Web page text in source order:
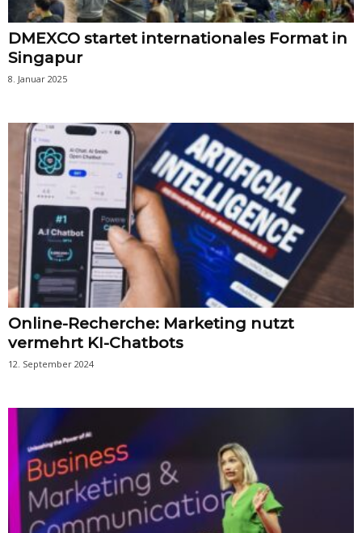
DMEXCO startet internationales Format in
Singapur
8. Januar 2025
Online-Recherche: Marketing nutzt
vermehrt KI-Chatbots
12. September 2024